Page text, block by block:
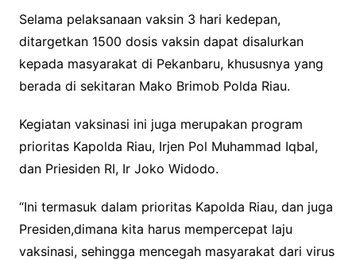
Selama pelaksanaan vaksin 3 hari kedepan,
ditargetkan 1500 dosis vaksin dapat disalurkan
kepada masyarakat di Pekanbaru, khususnya yang
berada di sekitaran Mako Brimob Polda Riau.
Kegiatan vaksinasi ini juga merupakan program
prioritas Kapolda Riau, Irjen Pol Muhammad Iqbal,
dan Priesiden RI, Ir Joko Widodo.
“Ini termasuk dalam prioritas Kapolda Riau, dan juga
Presiden,dimana kita harus mempercepat laju
vaksinasi, sehingga mencegah masyarakat dari virus